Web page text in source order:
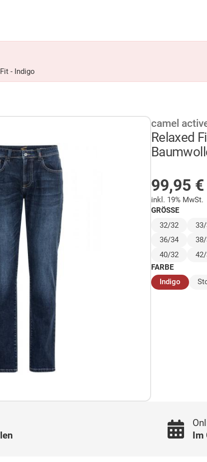
- Indigo
camel
Relaxed
99,95 €
inkl. 19% MwSt.
GRÖSSE
32/32
36/34
40/32
FARBE
Indigo
Im